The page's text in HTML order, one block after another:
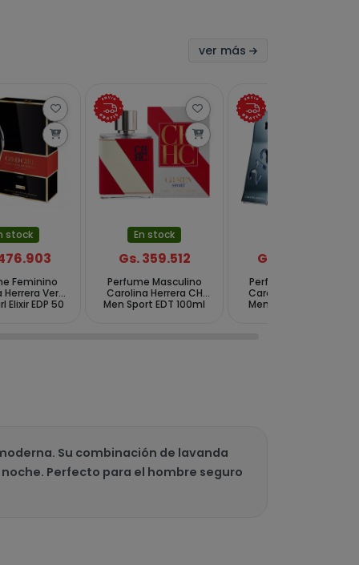
ver más
stock
Feminino
Very
Elixir EDP 50
En stock
Gs. 359.512
Perfume Masculino
Carolina Herrera CH
Men Sport EDT 100ml
Gs. 469.566
Perfume Masculino
Carolina Herrera 212
Men Heroes Forever
Su combinación de lavanda
Perfecto para el hombre seguro